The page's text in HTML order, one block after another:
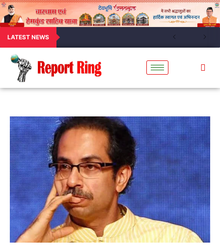
LATEST NEWS